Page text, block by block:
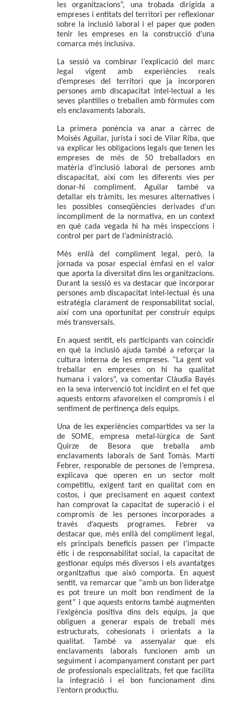
les organitzacions”, una trobada dirigida a
empreses i entitats del territori per reflexionar
sobre la inclusió laboral i el paper que poden
tenir les empreses en la construcció d’una
comarca més inclusiva.
La sessió va combinar l’explicació del marc
legal vigent amb experiències reals
d’empreses del territori que ja incorporen
persones amb discapacitat intel·lectual a les
seves plantilles o treballen amb fórmules com
els enclavaments laborals.
Moisès Aguilar, jurista i soci de Vilar Riba, que
va explicar les obligacions legals que tenen les
empreses de més de 50 treballadors en
matèria d’inclusió laboral de persones amb
discapacitat, així com les diferents vies per
donar-hi compliment. Aguilar també va
detallar els tràmits, les mesures alternatives i
les possibles conseqüències derivades d’un
incompliment de la normativa, en un context
en què cada vegada hi ha més inspeccions i
control per part de l’administració.
Més enllà del compliment legal, però, la
jornada va posar especial èmfasi en el valor
que aporta la diversitat dins les organitzacions.
Durant la sessió es va destacar que incorporar
persones amb discapacitat intel·lectual és una
estratègia clarament de responsabilitat social,
així com una oportunitat per construir equips
més transversals.
En aquest sentit, els participants van coincidir
en què la inclusió ajuda també a reforçar la
cultura interna de les empreses. “La gent vol
treballar en empreses on hi ha qualitat
humana i valors”, va comentar Clàudia Bayés
en la seva intervenció tot incidint en el fet que
aquests entorns afavoreixen el compromís i el
sentiment de pertinença dels equips.
Una de les experiències compartides va ser la
de SOME, empresa metal·lúrgica de Sant
Quirze de Besora que treballa amb
enclavaments laborals de Sant Tomàs.
Martí
Febrer, responable de persones de l’empresa,
explicava que operen en un sector molt
competitiu, exigent tant en qualitat com en
costos, i que precisament en aquest context
han comprovat la capacitat de superació i el
compromís de les persones incorporades a
través d’aquests programes. Febrer va
destacar que, més enllà del compliment legal,
els principals beneficis passen per l’impacte
ètic i de responsabilitat social, la capacitat de
gestionar equips més diversos i els avantatges
organitzatius que això comporta. En aquest
sentit, va remarcar que “amb un bon lideratge
es pot treure un molt bon rendiment de la
gent” i que aquests entorns també augmenten
l’exigència positiva dins dels equips, ja que
obliguen a generar espais de treball més
estructurats, cohesionats i orientats a la
qualitat. També va assenyalar que els
enclavaments laborals funcionen amb un
seguiment i acompanyament constant per part
de professionals especialitzats, fet que facilita
la integració i el bon funcionament dins
l’entorn productiu.